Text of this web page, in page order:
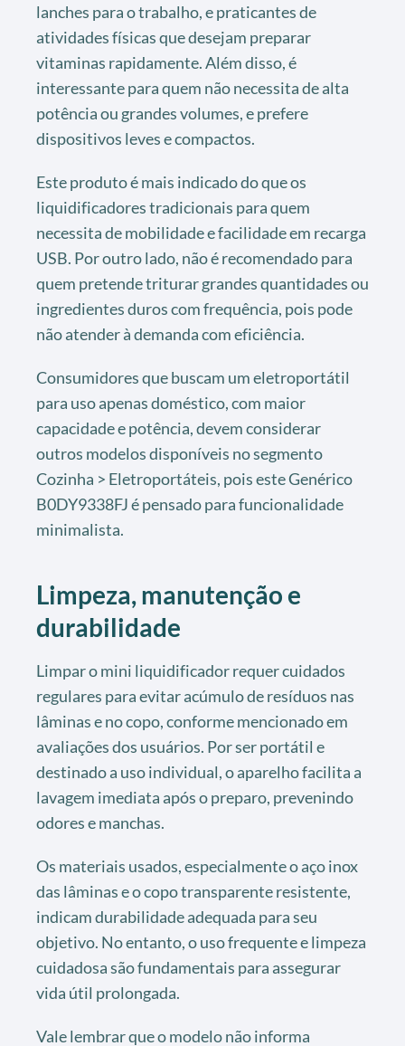
lanches para o trabalho, e praticantes de
atividades físicas que desejam preparar
vitaminas rapidamente. Além disso, é
interessante para quem não necessita de alta
potência ou grandes volumes, e prefere
dispositivos leves e compactos.
Este produto é mais indicado do que os
liquidificadores tradicionais para quem
necessita de mobilidade e facilidade em recarga
USB. Por outro lado, não é recomendado para
quem pretende triturar grandes quantidades ou
ingredientes duros com frequência, pois pode
não atender à demanda com eficiência.
Consumidores que buscam um eletroportátil
para uso apenas doméstico, com maior
capacidade e potência, devem considerar
outros modelos disponíveis no segmento
Cozinha > Eletroportáteis, pois este Genérico
B0DY9338FJ é pensado para funcionalidade
minimalista.
Limpeza, manutenção e
durabilidade
Limpar o mini liquidificador requer cuidados
regulares para evitar acúmulo de resíduos nas
lâminas e no copo, conforme mencionado em
avaliações dos usuários. Por ser portátil e
destinado a uso individual, o aparelho facilita a
lavagem imediata após o preparo, prevenindo
odores e manchas.
Os materiais usados, especialmente o aço inox
das lâminas e o copo transparente resistente,
indicam durabilidade adequada para seu
objetivo. No entanto, o uso frequente e limpeza
cuidadosa são fundamentais para assegurar
vida útil prolongada.
Vale lembrar que o modelo não informa